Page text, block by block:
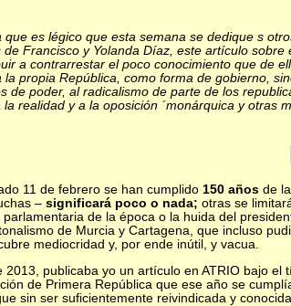
que es légico que esta semana se dedique s
de Francisco y Yolanda Díaz, este artículo
a contrarrestar el poco conocimiento que de
la propia República, como forma de gobierno,
de poder, al radicalismo de parte de los
la realidad y a la oposición ´monárquica y otras
11 de febrero se han cumplido 150 añosde la
– significará poco o nada; otras se
de la época o la huida del
de Murcia y Cartagena, que incluso
mediocridad y, por ende inútil, y vacua.
2013, publicaba yo un artículo en ATRIO bajo
de Primera República que ese año se
sin ser suficientemente reivindicada y